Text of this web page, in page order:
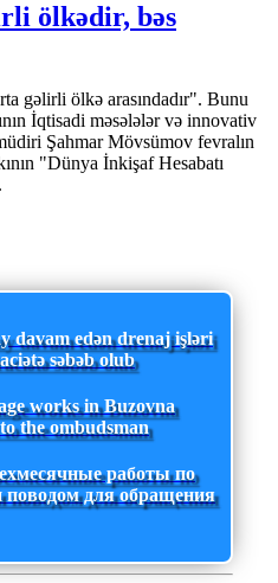
ölkədir, bəs
gəlirli ölkə arasındadır". Bunu
İqtisadi məsələlər və innovativ
Şahmar Mövsümov fevralın
"Dünya İnkişaf Hesabatı
davam edən drenaj işləri
səbəb olub
works in Buzovna
the ombudsman
работы по
поводом для обращения